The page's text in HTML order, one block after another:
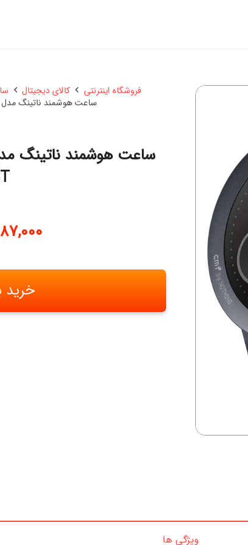
فروشگاه اینترنتی کالای دیجیتال
ساعت هوشمند ناتینگ مدل ATN PRO EXTERNAL 2 BEST
خرید
ویژگی ها